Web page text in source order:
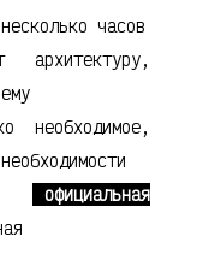
часов
необходимое,
официальная